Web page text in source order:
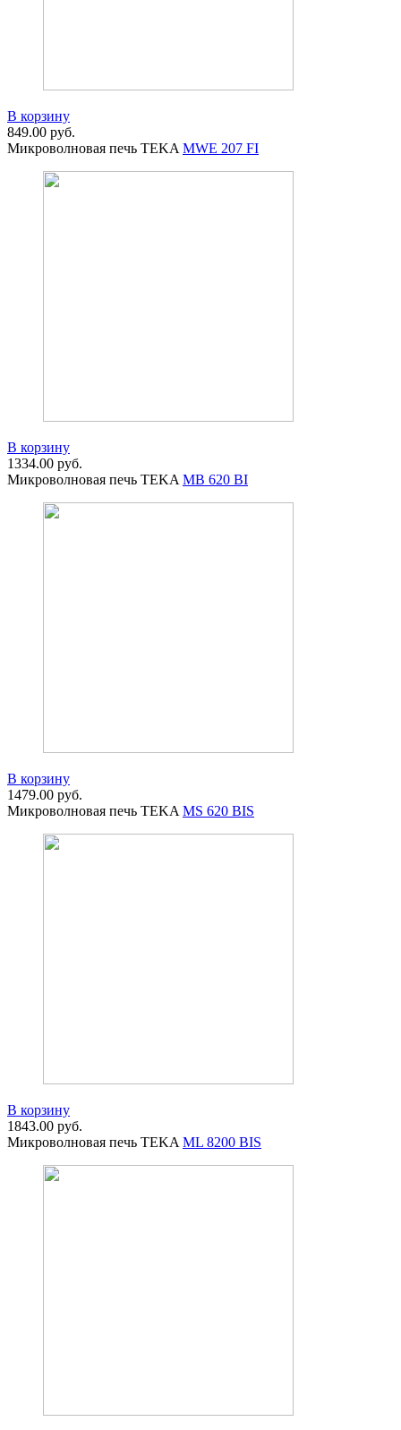
В корзину
849.00 руб.
Микроволновая печь TEKAMWE 207 FI
В корзину
1334.00 руб.
Микроволновая печь TEKAMB 620 BI
В корзину
1479.00 руб.
Микроволновая печь TEKAMS 620 BIS
В корзину
1843.00 руб.
Микроволновая печь TEKAML 8200 BIS